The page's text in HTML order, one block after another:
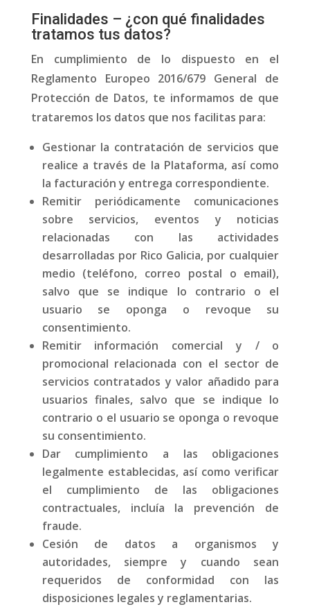
Finalidades – ¿con qué finalidades
tratamos tus datos?
En cumplimiento de lo dispuesto en el
Reglamento Europeo 2016/679 General de
Protección de Datos, te informamos de que
trataremos los datos que nos facilitas para:
Gestionar la contratación de servicios que
realice a través de la Plataforma, así como
la facturación y entrega correspondiente.
Remitir periódicamente comunicaciones
sobre servicios, eventos y noticias
relacionadas con las actividades
desarrolladas por Rico Galicia, por cualquier
medio (teléfono, correo postal o email),
salvo que se indique lo contrario o el
usuario se oponga o revoque su
consentimiento.
Remitir información comercial y / o
promocional relacionada con el sector de
servicios contratados y valor añadido para
usuarios finales, salvo que se indique lo
contrario o el usuario se oponga o revoque
su consentimiento.
Dar cumplimiento a las obligaciones
legalmente establecidas, así como verificar
el cumplimiento de las obligaciones
contractuales, incluía la prevención de
fraude.
Cesión de datos a organismos y
autoridades, siempre y cuando sean
requeridos de conformidad con las
disposiciones legales y reglamentarias.